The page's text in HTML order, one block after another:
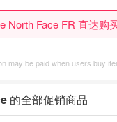
North Face FR 直达购
may be paid when users buy
的全部促销商品